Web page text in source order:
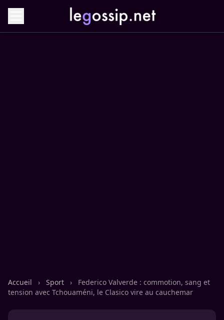
Accueil › Sport ›
Federico Valverde : commotion, sang et
tension avec Tchouaméni, le Clasico vire au cauchemar